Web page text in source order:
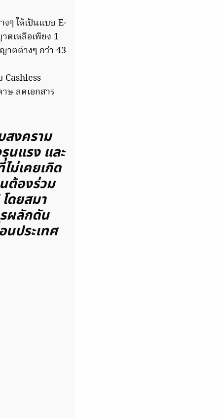
ๆ ให้เป็นแบบ E-
ตเหลือเพียง 1
าตต่างๆ กว่า 43
Cashless
ษ ลดเอกสาร
สงคราม
นแรง และ
ม่เคยเกิด
ต้องร่วม
ดยสมา
ผลักดัน
ประเทศ